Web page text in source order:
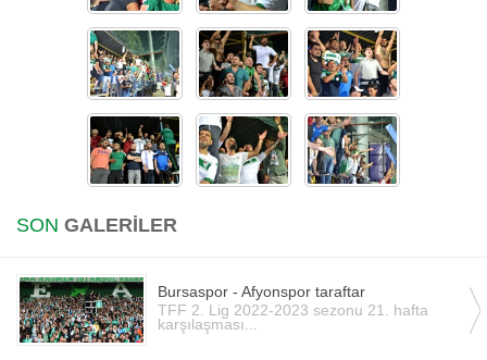
SON GALERİLER
Bursaspor - Afyonspor taraftar
TFF 2. Lig 2022-2023 sezonu 21. hafta
karşılaşması...